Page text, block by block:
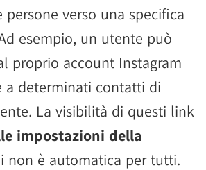
persone verso una specifica
esempio, un utente può
proprio account Instagram
a determinati contatti di
La visibilità di questi link
impostazioni della
non è automatica per tutti.